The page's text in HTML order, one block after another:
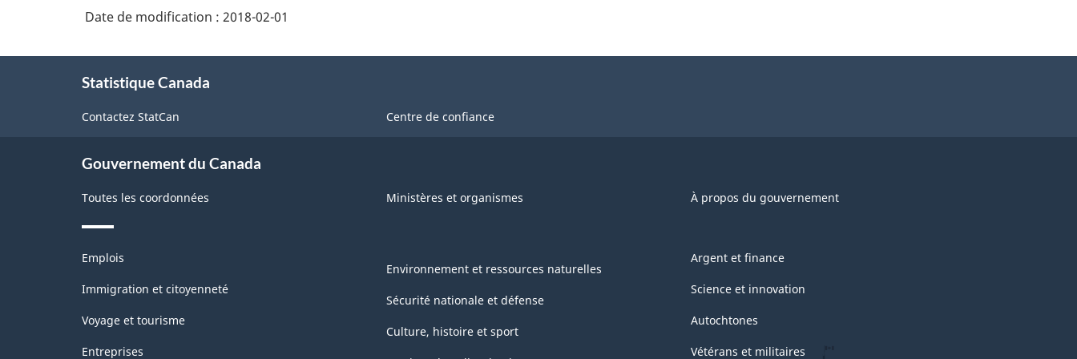
1.0
Comptes
et
d'exportation
marchandises
-
Structure
de
Date de modification : 2018-02-01
Statistique Canada
Contactez StatCan Centre de confiance
Gouvernement du Canada
Toutes les coordonnées Ministères et organismes À propos du gouvernement
Thèmes
sujets
Emplois
Immigration et citoyenneté
Voyage et tourisme
Entreprises
Environnement et ressources naturelles
Sécurité nationale et défense
Culture, histoire et sport
Argent et finance
Science et innovation
Autochtones
Vétérans et militaires